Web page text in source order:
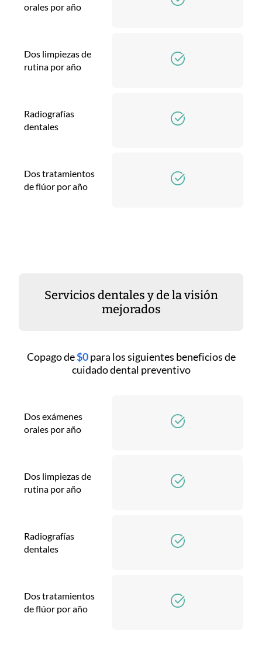
orales por año
Dos limpiezas de
rutina por año
Radiografías
dentales
Dos tratamientos
de flúor por año
Servicios dentales y de la visión
mejorados
Copago de$0para los siguientes beneficios de
cuidado dental preventivo
Dos exámenes
orales por año
Dos limpiezas de
rutina por año
Radiografías
dentales
Dos tratamientos
de flúor por año